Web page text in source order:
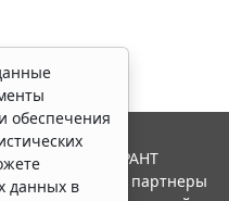
обеспечения
данных в
Система ГАРАНТ
"Гарант" и ее партнеры